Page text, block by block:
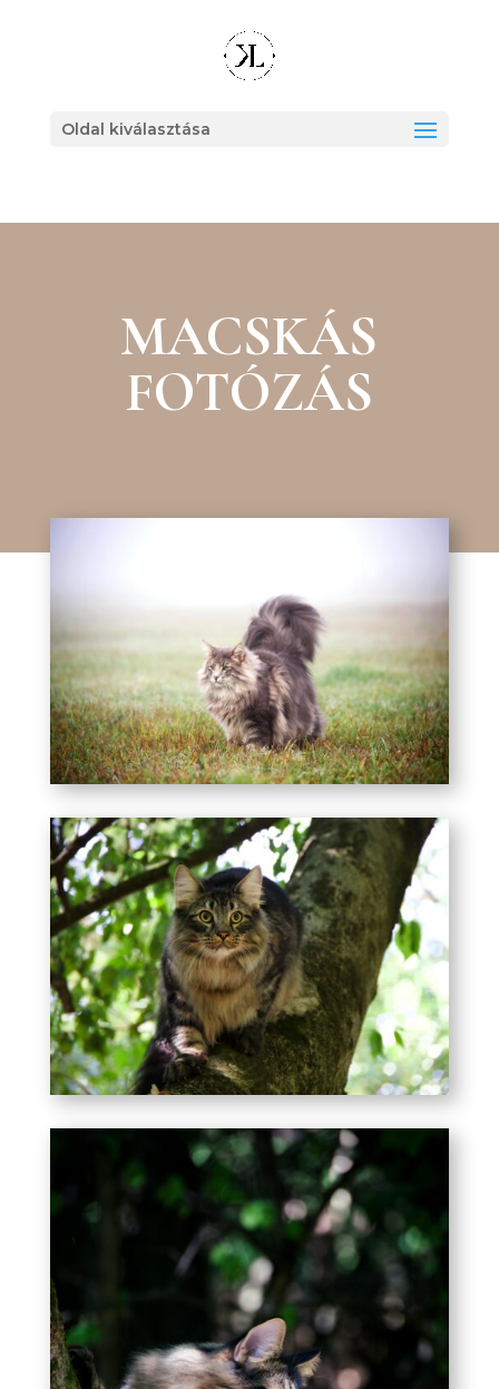
Oldal kiválasztása
MACSKÁS
FOTÓZÁS